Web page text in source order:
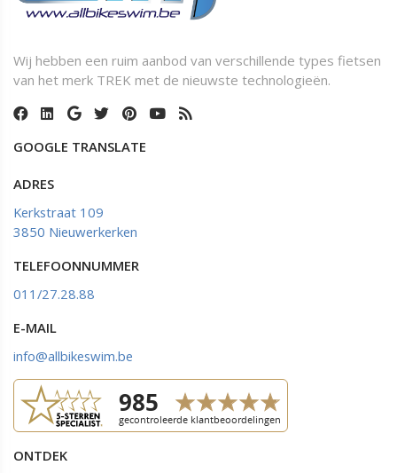
Wij hebben een ruim aanbod van verschillende types fietsen
van het merk TREK met de nieuwste technologieën.
GOOGLE TRANSLATE
ADRES
Kerkstraat 109
3850 Nieuwerkerken
TELEFOONNUMMER
011/27.28.88
E-MAIL
info@allbikeswim.be
ONTDEK